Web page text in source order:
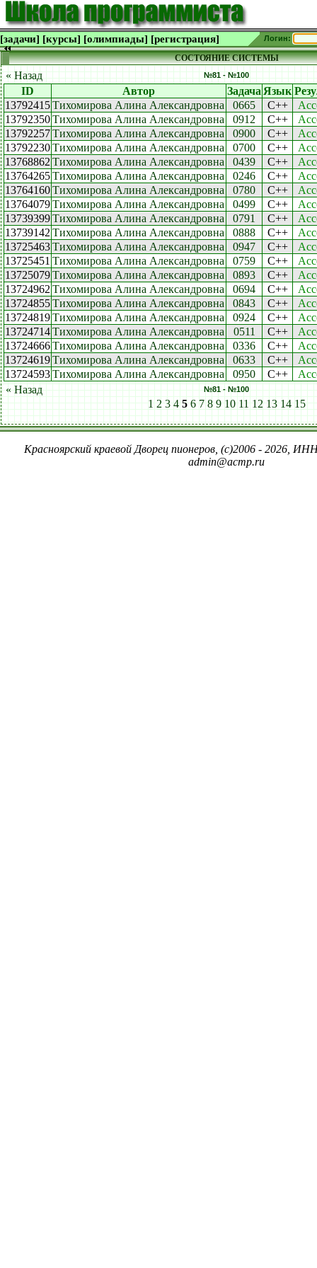
[задачи] [курсы] [олимпиады] [регистрация] Логин:
СОСТОЯНИЕ СИСТЕМЫ
« Назад №81 - №100
ID Автор Задача Язык
13792415Тихомирова Алина Александровна 0665 C++
13792350Тихомирова Алина Александровна 0912 C++
13792257Тихомирова Алина Александровна 0900 C++
13792230Тихомирова Алина Александровна 0700 C++
13768862 Тихомирова Алина Александровна 0439 C++
13764265Тихомирова Алина Александровна 0246 C++
13764160Тихомирова Алина Александровна 0780 C++
13764079Тихомирова Алина Александровна 0499 C++
13739399Тихомирова Алина Александровна 0791 C++
13739142 Тихомирова Алина Александровна 0888 C++
13725463Тихомирова Алина Александровна 0947 C++
13725451 Тихомирова Алина Александровна 0759 C++
13725079Тихомирова Алина Александровна 0893 C++
13724962 Тихомирова Алина Александровна 0694 C++
13724855Тихомирова Алина Александровна 0843 C++
13724819Тихомирова Алина Александровна 0924 C++
13724714Тихомирова Алина Александровна 0511 C++
13724666Тихомирова Алина Александровна 0336 C++
13724619Тихомирова Алина Александровна 0633 C++
13724593Тихомирова Алина Александровна 0950 C++
« Назад
№81 - №100
1 2 3 4 5 6 7 8 9 10 11 12 13 14 15
Красноярский краевой Дворец пионеров, (c)2006 - 2026,
admin@acmp.ru